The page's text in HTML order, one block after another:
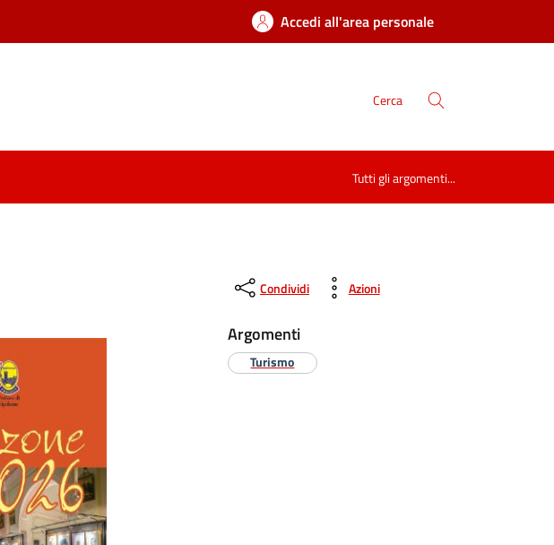
Accedi all'area personale
Cerca
Tutti gli argomenti...
Condividi Azioni
Argomenti
Turismo